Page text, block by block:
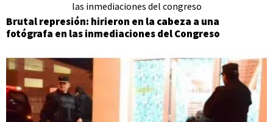
Brutal represión: hirieron en la cabeza a una
fotógrafa en las inmediaciones del Congreso